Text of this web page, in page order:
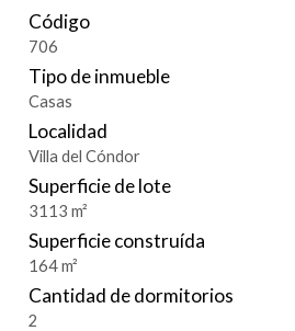
Código
706
Tipo de inmueble
Casas
Localidad
Villa del Cóndor
Superficie de lote
3113 m²
Superficie construída
164 m²
Cantidad de dormitorios
2